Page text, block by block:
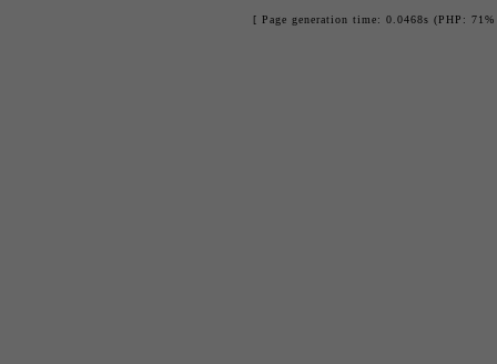
[ Page generation time: 0.0468s (PHP: